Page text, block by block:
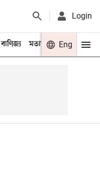
Login
বাণিজ্য মতামত খেলা
Eng